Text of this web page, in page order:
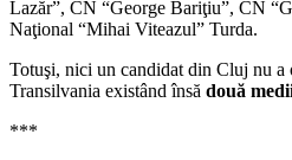
Lazăr”, CN “George Bariţiu”, CN
Naţional “Mihai Viteazul” Turda.
Totuşi, nici un candidat din Cluj nu a
Transilvania existând însă două
***